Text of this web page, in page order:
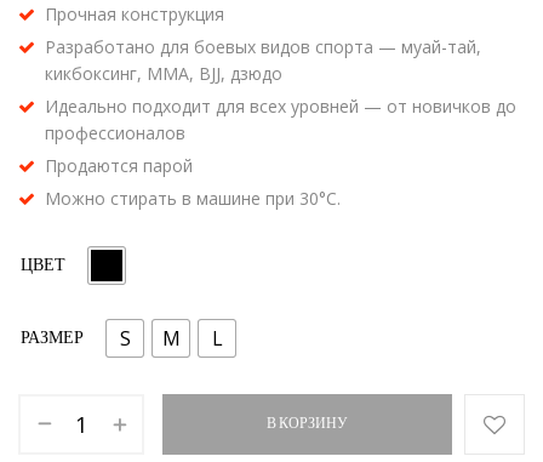
Прочная конструкция
Разработано для боевых видов спорта — муай-тай,
кикбоксинг, MMA, BJJ, дзюдо
Идеально подходит для всех уровней — от новичков до
профессионалов
Продаются парой
Можно стирать в машине при 30°C.
ЦВЕТ
РАЗМЕР S M L
В КОРЗИНУ